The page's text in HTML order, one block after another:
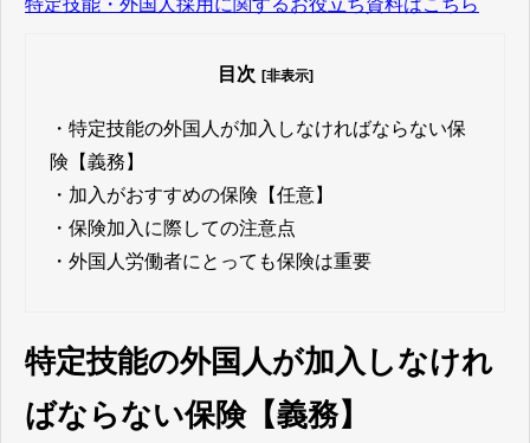
特定技能・外国人採用に関するお役立ち資料はこちら
目次 [非表示]
・ 特定技能の外国人が加入しなければならない保
険【義務】
・ 加入がおすすめの保険【任意】
・ 保険加入に際しての注意点
・ 外国人労働者にとっても保険は重要
特定技能の外国人が加入しなけれ
ばならない保険【義務】